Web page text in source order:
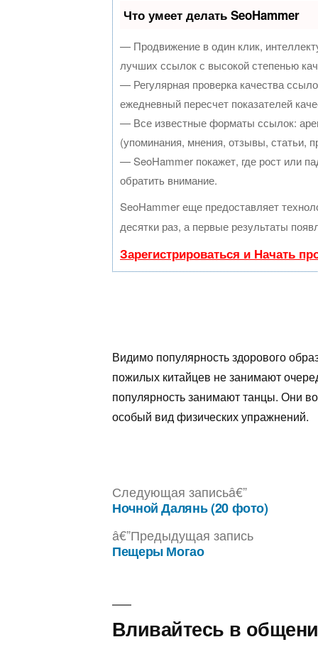
Что умеет делать SeoHammer
— Продвижение в один клик,
лучших ссылок с высокой степенью
— Регулярная проверка качества
ежедневный пересчет показателей
— Все известные форматы ссылок:
(упоминания, мнения, отзывы, статьи,
— SeoHammer покажет, где рост или
обратить внимание.
SeoHammer еще предоставляет
десятки раз, а первые результаты
Зарегистрироваться и Начать
Видимо популярность здорового
пожилых китайцев не занимают
популярность занимают танцы. Они
особый вид физических упражнений.
Навигация
поПредыдущая запись
Пещеры Могао
Следующая запись
запись:
Ночной Далянь (20 фото)
Вливайтесь в